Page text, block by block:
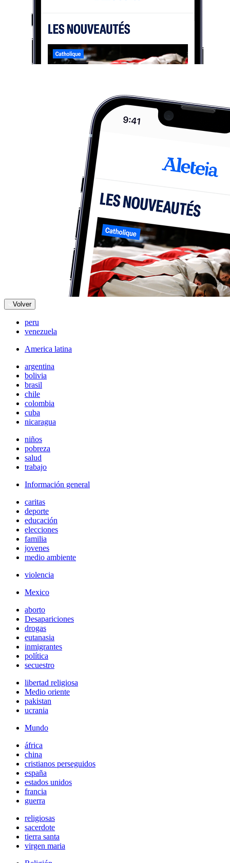
Volver
peru
venezuela
America latina
argentina
bolivia
brasil
chile
colombia
cuba
nicaragua
niños
pobreza
salud
trabajo
Información general
caritas
deporte
educación
elecciones
familia
jovenes
medio ambiente
violencia
Mexico
aborto
Desapariciones
drogas
eutanasia
inmigrantes
política
secuestro
libertad religiosa
Medio oriente
pakistan
ucrania
Mundo
áfrica
china
cristianos perseguidos
españa
estados unidos
francia
guerra
religiosas
sacerdote
tierra santa
virgen maria